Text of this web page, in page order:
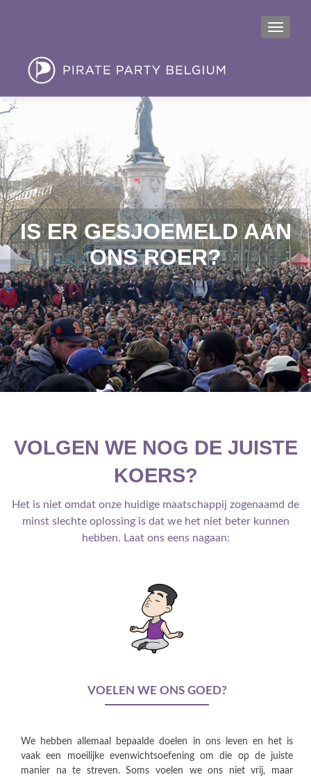
MENU
IS ER GESJOEMELD AAN
ONS ROER?
VOLGEN WE NOG DE JUISTE
KOERS?
Het is niet omdat onze huidige maatschappij zogenaamd de
minst slechte oplossing is dat we het niet beter kunnen
hebben. Laat ons eens nagaan:
VOELEN WE ONS GOED?
We hebben allemaal bepaalde doelen in ons leven en het is
vaak een moeilijke evenwichtsoefening om die op de juiste
manier na te streven. Soms voelen we ons niet vrij, maar